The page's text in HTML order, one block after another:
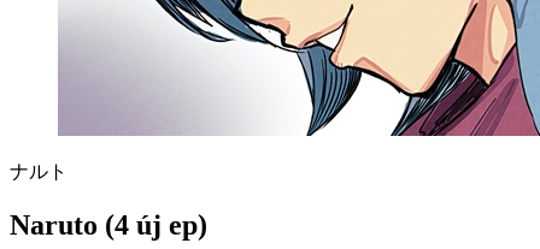
ナルト
Naruto (4 új ep)